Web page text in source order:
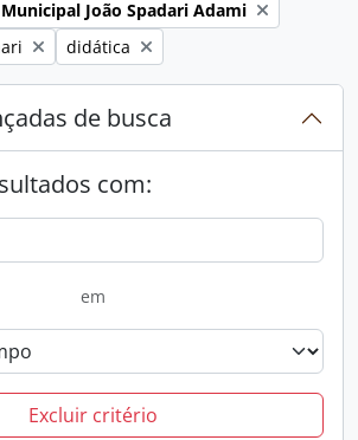
João Spadari Adami
Remover filtro:
didática
de busca
com:
em
Excluir critério